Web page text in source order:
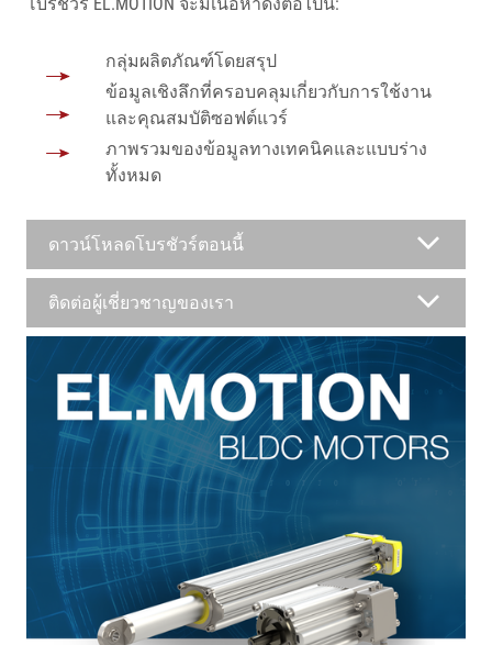
กลุ่มผลิตภัณฑ์โดยสรุป
ข้อมูลเชิงลึกที่ครอบคลุมเกี่ยวกับการใช้งาน
และคุณสมบัติซอฟต์แวร์
ภาพรวมของข้อมูลทางเทคนิคและแบบร่าง
ทั้งหมด
ดาวน์โหลดโบรชัวร์ตอนนี้
ติดต่อผู้เชี่ยวชาญของเรา